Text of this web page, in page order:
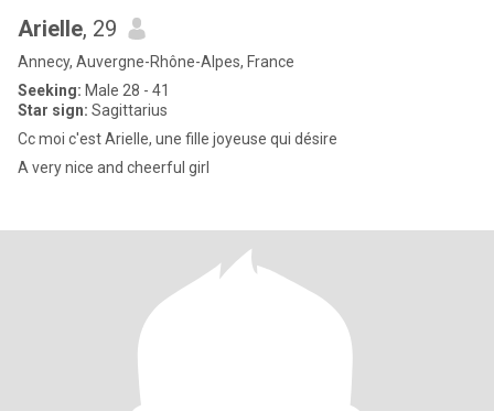
Arielle, 29
Annecy, Auvergne-Rhône-Alpes, France
Seeking: Male 28 - 41
Star sign: Sagittarius
Cc moi c'est Arielle, une fille joyeuse qui désire
A very nice and cheerful girl